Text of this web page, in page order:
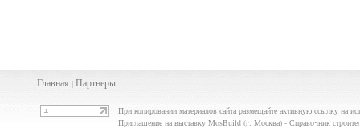
Главная |Партнеры
При копировании материалов сайта размещайте активную ссылку на
Приглашение на выставку MosBuild (г. Москва) - Справочник